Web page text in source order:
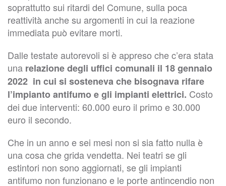
soprattutto sui ritardi del Comune, sulla poca
reattività anche su argomenti in cui la reazione
immediata può evitare morti.
Dalle testate autorevoli si è appreso che c’era stata
una relazione degli uffici comunali il 18 gennaio
2022 in cui si sosteneva che bisognava rifare
l’impianto antifumo e gli impianti elettrici. Costo
dei due interventi: 60.000 euro il primo e 30.000
euro il secondo.
Che in un anno e sei mesi non si sia fatto nulla è
una cosa che grida vendetta. Nei teatri se gli
estintori non sono aggiornati, se gli impianti
antifumo non funzionano e le porte antincendio non